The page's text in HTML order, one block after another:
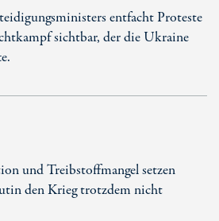
entfacht Proteste
sichtbar, der die Ukraine
und Treibstoffmangel setzen
den Krieg trotzdem nicht